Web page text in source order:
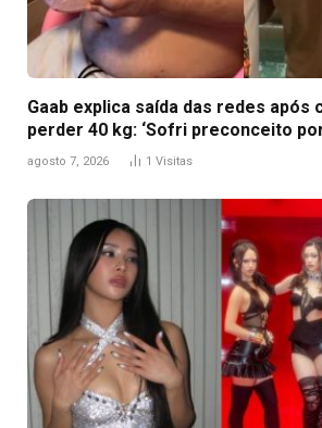
Gaab explica saída das redes após
perder 40 kg: ‘Sofri preconceito
agosto 7, 2026 1 Visitas